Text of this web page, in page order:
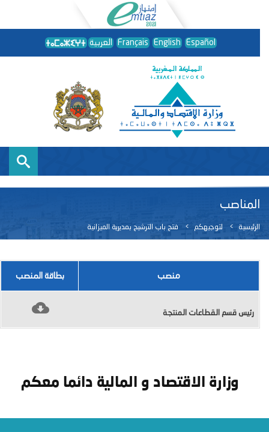
العربية Français English Español
المناصب
الرئيسية لتوجيهكم فتح باب الترشيح بمديرية الميزانية
منصب بطاقة المنصب
رئيس قسم القطاعات المنتجة
وزارة الاقتصاد و المالية دائما معكم